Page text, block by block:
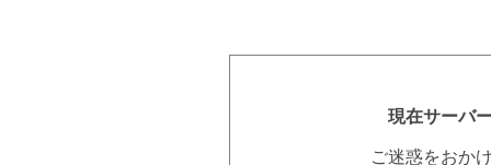
現在サーバ
ご迷惑をおか